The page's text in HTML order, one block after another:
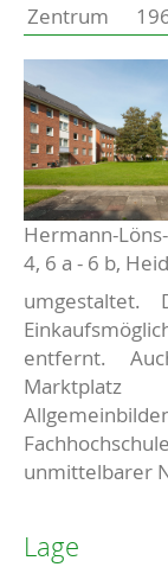
Basisdaten
Zentrum
Hermann-
4, 6 a - 6 b,
Beschreibung
umgestaltet.
entfernt.
unmittelbarer
Lage